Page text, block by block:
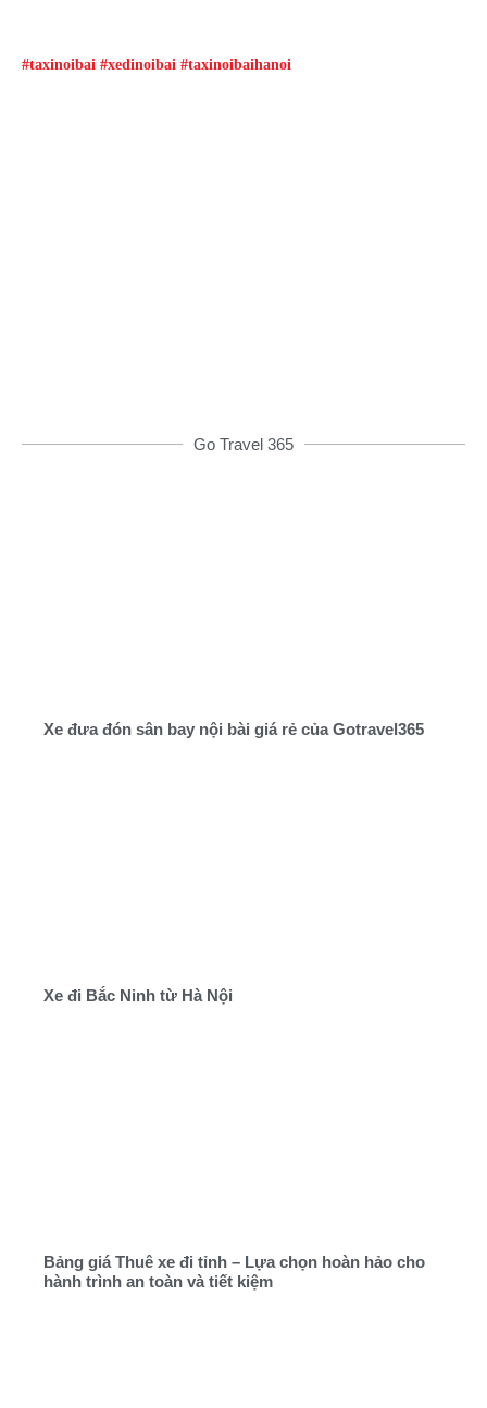
#taxinoibai #xedinoibai #taxinoibaihanoi
Go Travel 365
Xe đưa đón sân bay nội bài giá rẻ của Gotravel365
Xe đi Bắc Ninh từ Hà Nội
Bảng giá Thuê xe đi tỉnh – Lựa chọn hoàn hảo cho
hành trình an toàn và tiết kiệm